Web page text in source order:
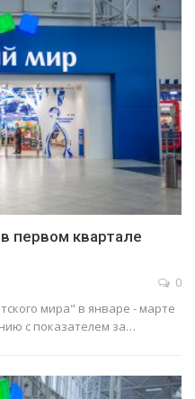
первом квартале
0
мира" в январе - марте
с показателем за…